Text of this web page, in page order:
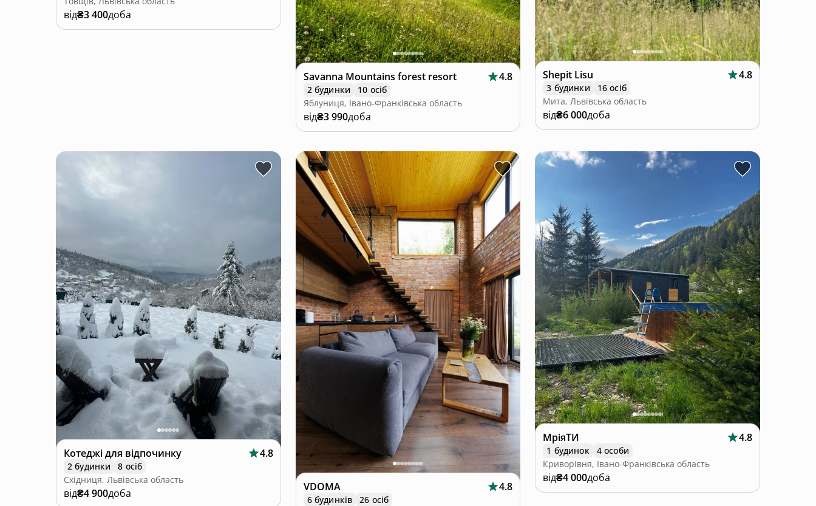
від₴3 400доба
Savanna Mountains forest resort 4.8
2 будинки
10 осіб
Яблуниця, Івано-Франківська область
від₴3 990доба
Shepit Lisu 4.8
3 будинки
16 осіб
Мита, Львівська область
від₴6 000доба
Котеджі для відпочинку 4.8
2 будинки
8 осіб
Східниця, Львівська область
від₴4 900доба
VDOMA 4.8
6 будинків
26 осіб
МріяТИ 4.8
1 будинок
4 особи
Криворівня, Івано-Франківська область
від₴4 000доба